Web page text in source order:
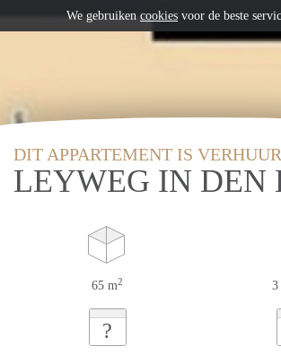
DIT APPARTEMENT IS
LEYWEG IN DEN
65 m2 3
?
We gebruiken cookies voor de beste